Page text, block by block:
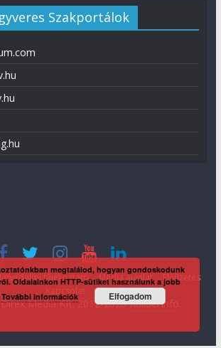
Szakportálok
tájékoztató Média ajánlat
Előfizetés
Direx Média Kft. 2012-2026KaliberInfo
megtalálod, hogyan gondoskodunk
Oldalainkon HTTP-sütiket használunk a jobb
További információk Elfogadom